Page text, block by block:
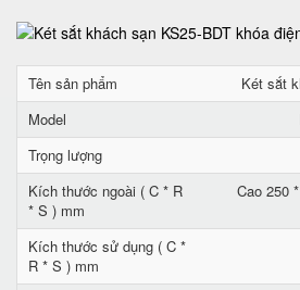
Tên sản phẩm
Két sắt
Model
Trọng lượng
Kích thước ngoài ( C * R
* S ) mm
Cao 250
Kích thước sử dụng ( C *
R * S ) mm